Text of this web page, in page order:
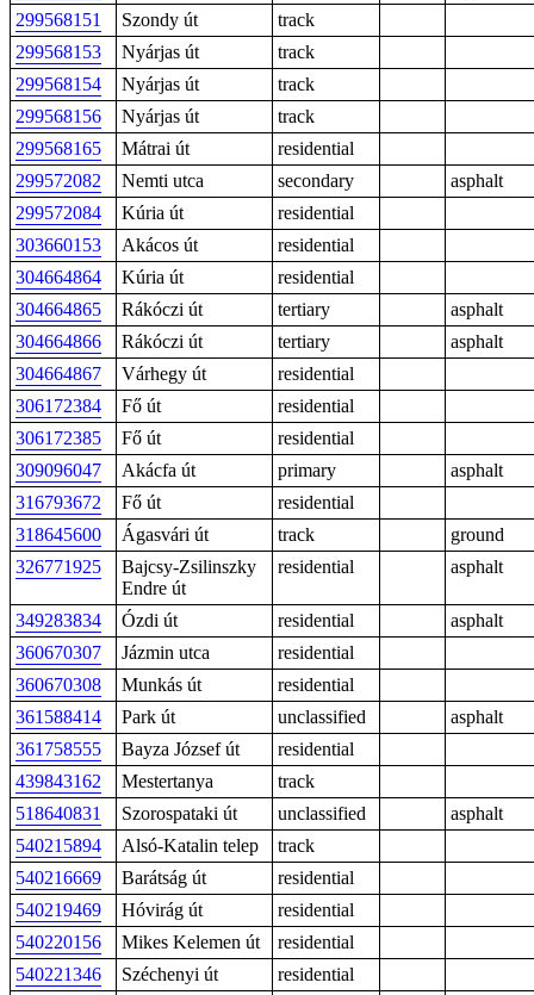
299568151
Szondy út
track
299568153
Nyárjas út
track
299568154
Nyárjas út
track
299568156
Nyárjas út
track
299568165
Mátrai út
residential
299572082
Nemti utca secondary
asphalt
299572084
Kúria út
residential
303660153
Akácos út
residential
304664864
Kúria út
residential
304664865
Rákóczi út tertiary
asphalt
304664866
Rákóczi út tertiary
asphalt
304664867
Várhegy út
residential
306172384
Fő út
residential
306172385
Fő út
residential
309096047
Akácfa út primary
asphalt
316793672
Fő út
residential
318645600
Ágasvári út track
ground
326771925
Bajcsy-Zsilinszky
Endre út
residential asphalt
349283834 Ózdi út residential
asphalt
360670307
Jázmin utca
residential
360670308
Munkás út
residential
361588414
Park út unclassified
asphalt
361758555
Bayza József út
residential
439843162
Mestertanya
track
518640831
Szorospataki út unclassified
asphalt
540215894
Alsó-Katalin telep
track
540216669
Barátság út
residential
540219469
Hóvirág út
residential
540220156
Mikes Kelemen út
residential
540221346
Széchenyi út
residential